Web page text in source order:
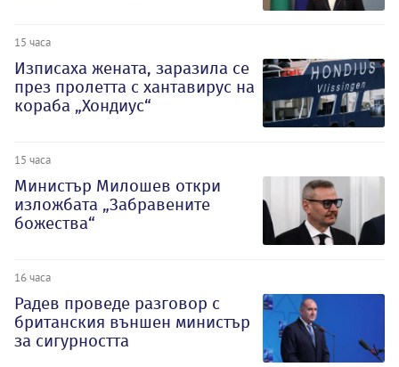
15 часа
Изписаха жената, заразила се
през пролетта с хантавирус на
кораба „Хондиус“
15 часа
Министър Милошев откри
изложбата „Забравените
божества“
16 часа
Радев проведе разговор с
британския външен министър
за сигурността